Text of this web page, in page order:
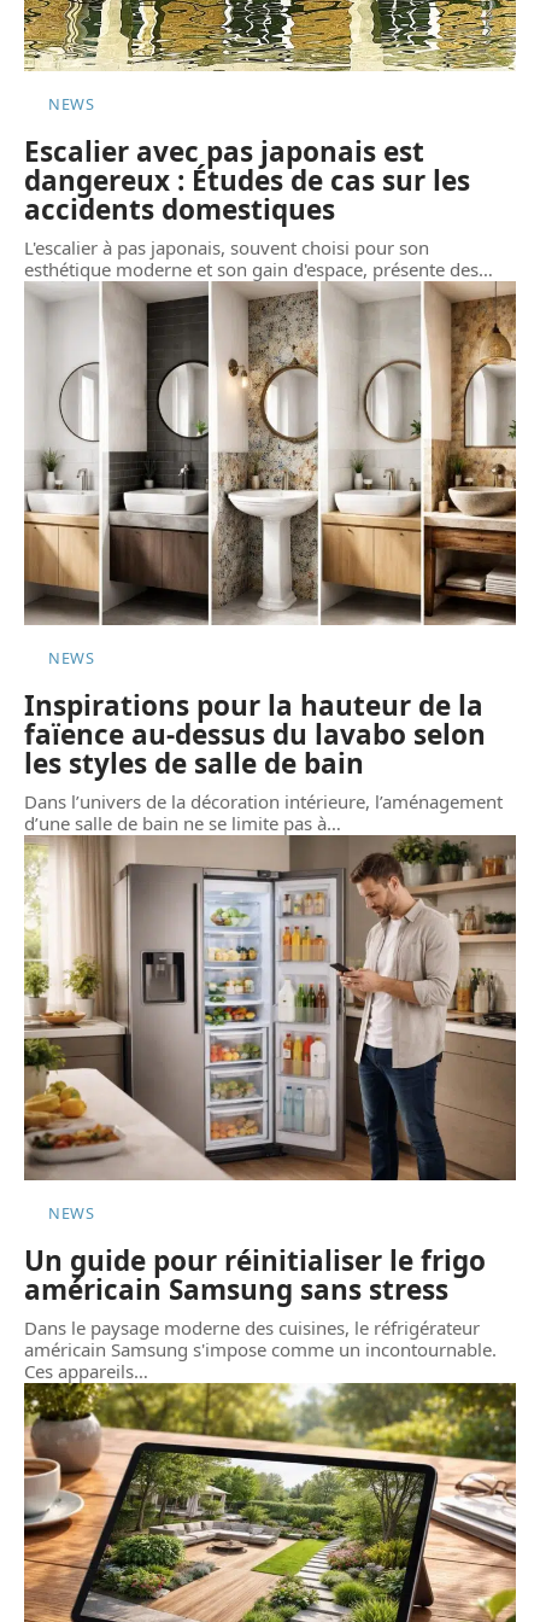
NEWS
Escalier avec pas japonais est
dangereux : Études de cas sur les
accidents domestiques
L'escalier à pas japonais, souvent choisi pour son
esthétique moderne et son gain d'espace, présente des…
NEWS
Inspirations pour la hauteur de la
faïence au-dessus du lavabo selon
les styles de salle de bain
Dans l’univers de la décoration intérieure, l’aménagement
d’une salle de bain ne se limite pas à…
NEWS
Un guide pour réinitialiser le frigo
américain Samsung sans stress
Dans le paysage moderne des cuisines, le réfrigérateur
américain Samsung s'impose comme un incontournable.
Ces appareils…